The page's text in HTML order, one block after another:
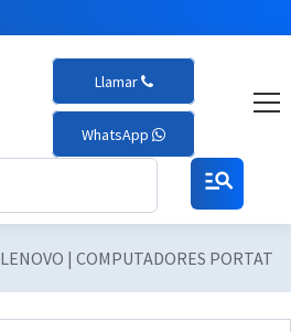
Llamar
WhatsApp
manage_search
LENOVO | COMPUTADORES